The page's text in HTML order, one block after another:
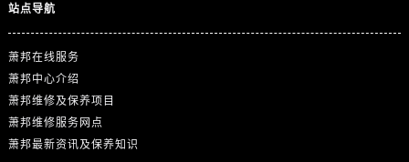
站点导航
萧邦在线服务
萧邦中心介绍
萧邦维修及保养项目
萧邦维修服务网点
萧邦最新资讯及保养知识